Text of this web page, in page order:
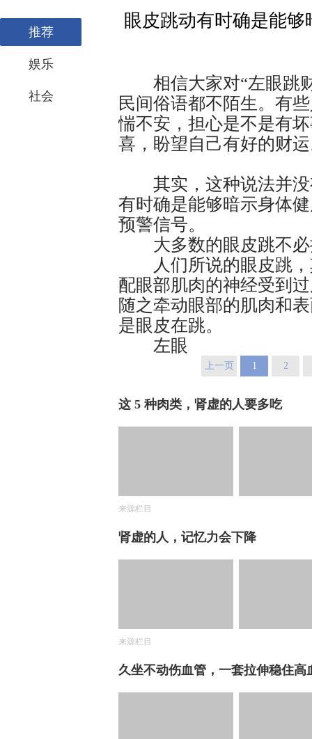
推荐
娱乐
社会
眼皮跳动有时确是能
相信大家对“左眼跳财
民间俗语都不陌生。有
惴不安，担心是不是有
喜，盼望自己有好的财
其实，这种说法并没
有时确是能够暗示身体
预警信号。
大多数的眼皮跳不必
人们所说的眼皮跳，
配眼部肌肉的神经受到
随之牵动眼部的肌肉和
是眼皮在跳。
左眼
上一页 1 2
这 5 种肉类，肾虚的人要多吃
来源栏目
肾虚的人，记忆力会下降
来源栏目
久坐不动伤血管，一套拉伸稳住高